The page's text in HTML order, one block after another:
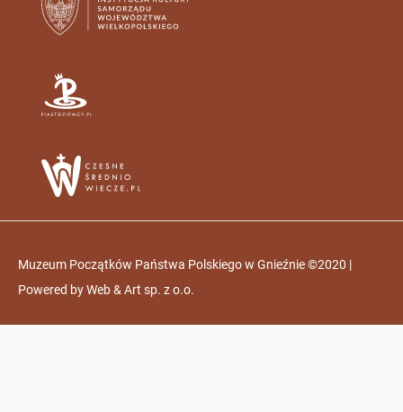
Muzeum Początków Państwa Polskiego w Gnieźnie ©2020 |
Powered byWeb & Art sp. z o.o.